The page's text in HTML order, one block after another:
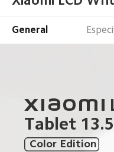
General
Xiaomi
Tablet
Color Edition